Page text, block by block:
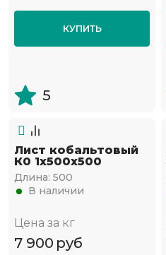
КУПИТЬ
5
Лист кобальтовый
К0 1x500x500
Длина: 500
В наличии
Цена за кг
7 900 руб